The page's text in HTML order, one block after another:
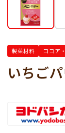
製菓材料 ココア
いちご